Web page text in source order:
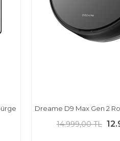
Dreame D9 Max Gen 2
14.999,00 TL